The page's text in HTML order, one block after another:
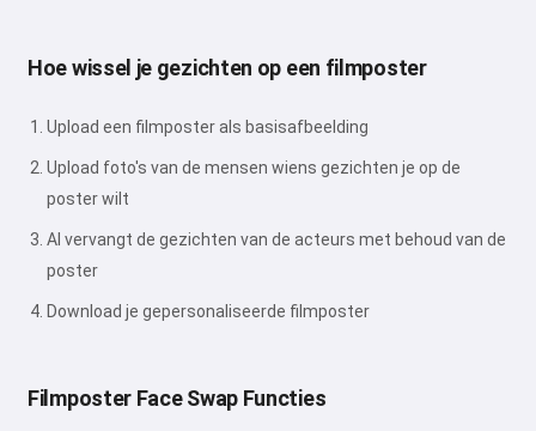
Hoe wissel je gezichten op een filmposter
Upload een filmposter als basisafbeelding
Upload foto's van de mensen wiens gezichten je op de
poster wilt
AI vervangt de gezichten van de acteurs met behoud van de
poster
Download je gepersonaliseerde filmposter
Filmposter Face Swap Functies